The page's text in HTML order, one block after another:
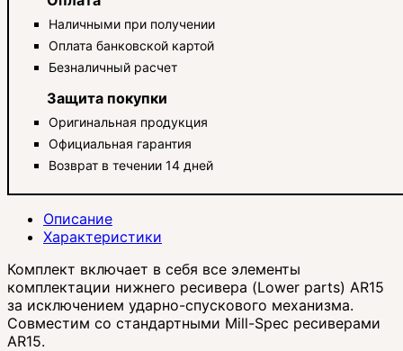
Наличными при получении
Оплата банковской картой
Безналичный расчет
Защита покупки
Оригинальная продукция
Официальная гарантия
Возврат в течении 14 дней
Описание
Характеристики
Комплект включает в себя все элементы
комплектации нижнего ресивера (Lower parts) AR15
за исключением ударно-спускового механизма.
Совместим со стандартными Mill-Spec ресиверами
AR15.